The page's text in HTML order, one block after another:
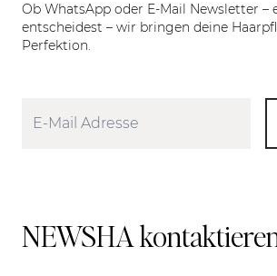
Ob WhatsApp oder E-Mail Newsletter –
entscheidest – wir bringen deine
Perfektion.
NEWSHA